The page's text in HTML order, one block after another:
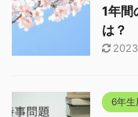
1年間
は？
6年生